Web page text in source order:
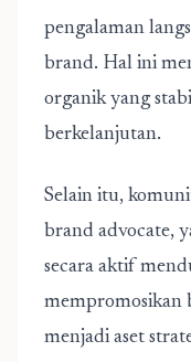
pengalaman
brand. Hal ini
organik yang
berkelanjutan.
Selain itu,
brand advocate,
secara aktif
mempromosikan
menjadi aset